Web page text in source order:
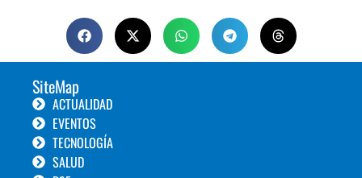
SiteMap
ACTUALIDAD
EVENTOS
TECNOLOGÍA
SALUD